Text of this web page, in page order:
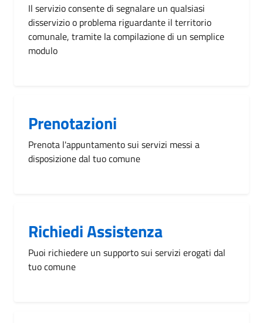
Il servizio consente di segnalare un qualsiasi
disservizio o problema riguardante il territorio
comunale, tramite la compilazione di un semplice
modulo
Prenotazioni
Prenota l'appuntamento sui servizi messi a
disposizione dal tuo comune
Richiedi Assistenza
Puoi richiedere un supporto sui servizi erogati dal
tuo comune